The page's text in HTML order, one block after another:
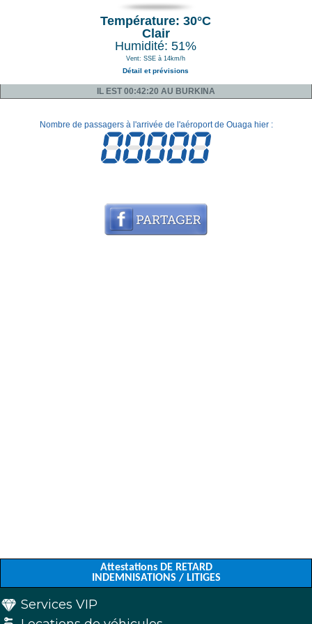
Température: 30°C
Clair
Humidité: 51%
Vent: SSE à 14km/h
Détail et prévisions
IL EST 00:42:20 AU BURKINA
Nombre de passagers à l'arrivée de l'aéroport de Ouaga hier :
Attestations DE RETARD
INDEMNISATIONS / LITIGES
Services VIP